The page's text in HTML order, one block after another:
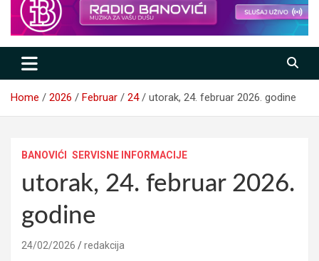
Banovići
Home 2026 Februar 24 utorak, 24. februar 2026. godine
BANOVIĆI SERVISNE INFORMACIJE
utorak, 24. februar 2026.
godine
24/02/2026 redakcija